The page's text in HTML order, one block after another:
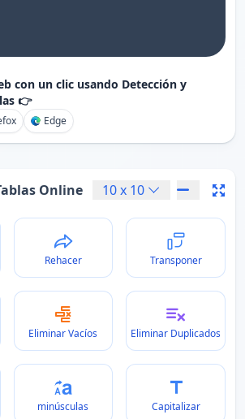
con un clic usando Detección y
👉
Edge
Online 10x 10
Rehacer Transponer
Eliminar Vacíos Eliminar Duplicados
minúsculas Capitalizar